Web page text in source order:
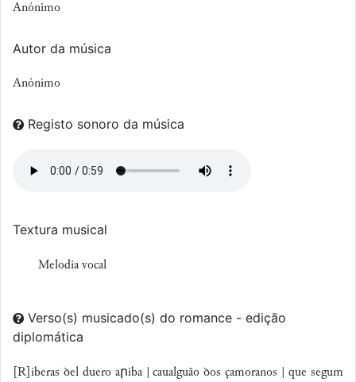
Anónimo
Autor da música
Anónimo
Registo sonoro da música
Textura musical
Melodia vocal
diplomática
[R]iberas ꝺel duero aրiba | caualguão ꝺos çamoranos | que segum